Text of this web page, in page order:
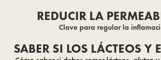
REDUCIR LA
Clave para regular la
SABER SI LOS LÁCTEOS Y